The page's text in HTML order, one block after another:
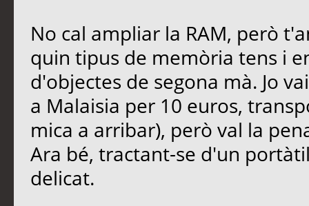
No cal ampliar la RAM, però
quin tipus de memòria tens i
d'objectes de segona mà. Jo
a Malaisia per 10 euros,
mica a arribar), però val la
Ara bé, tractant-se d'un
delicat.